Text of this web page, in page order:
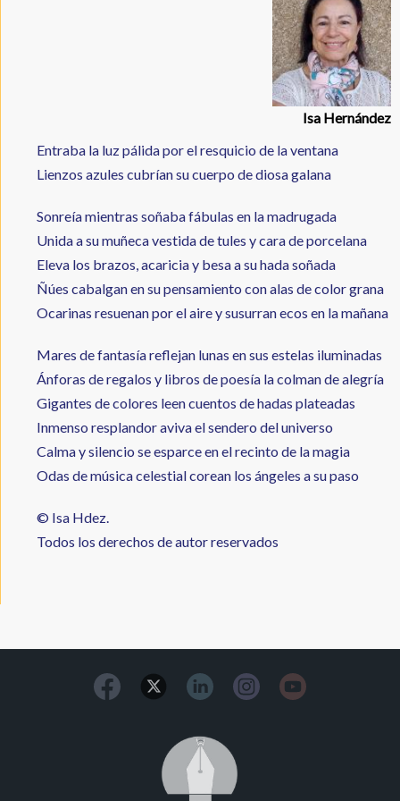
Isa Hernández
Entraba la luz pálida por el resquicio de la ventana
Lienzos azules cubrían su cuerpo de diosa galana
Sonreía mientras soñaba fábulas en la madrugada
Unida a su muñeca vestida de tules y cara de porcelana
Eleva los brazos, acaricia y besa a su hada soñada
Ñúes cabalgan en su pensamiento con alas de color grana
Ocarinas resuenan por el aire y susurran ecos en la mañana
Mares de fantasía reflejan lunas en sus estelas iluminadas
Ánforas de regalos y libros de poesía la colman de alegría
Gigantes de colores leen cuentos de hadas plateadas
Inmenso resplandor aviva el sendero del universo
Calma y silencio se esparce en el recinto de la magia
Odas de música celestial corean los ángeles a su paso
© Isa Hdez.
Todos los derechos de autor reservados
Image